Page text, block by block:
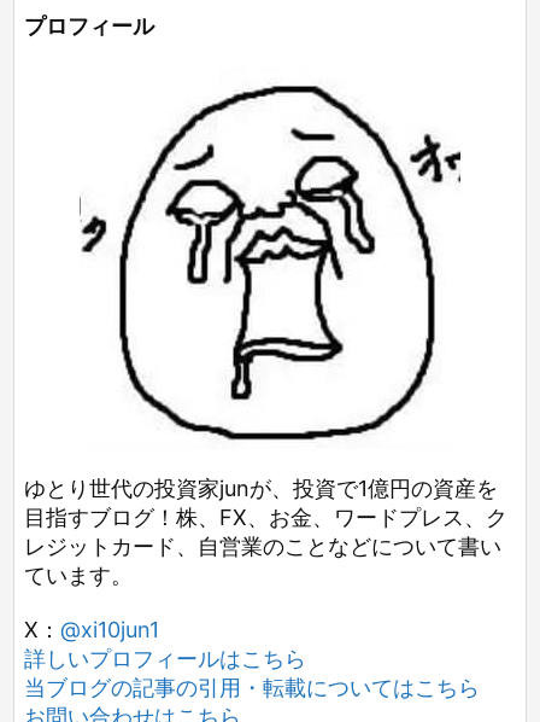
プロフィール
ゆとり世代の投資家junが、投資で1億円の資産を
目指すブログ！株、FX、お金、ワードプレス、ク
レジットカード、自営業のことなどについて書い
ています。
X： @xi10jun1
詳しいプロフィールはこちら
当ブログの記事の引用・転載についてはこちら
お問い合わせはこちら